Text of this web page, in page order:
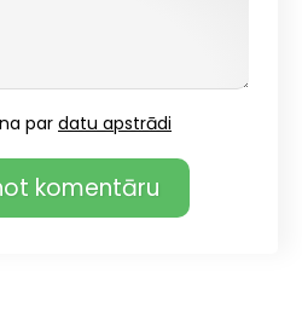
par datu apstrādi
komentāru